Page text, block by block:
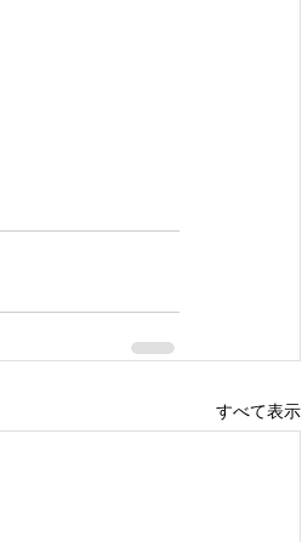
すべて表示